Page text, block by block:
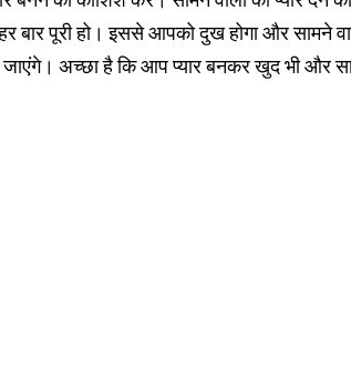
बार पूरी हो। इससे आपको दुख होगा और सामने
जाएंगे। अच्छा है कि आप प्यार बनकर खुद भी